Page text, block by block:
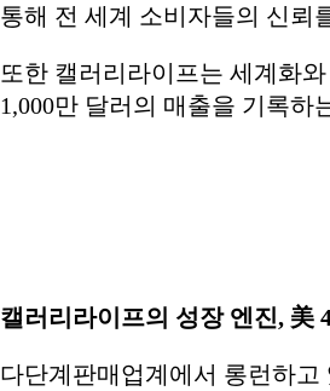
통해 전 세계 소비자들의 신뢰
또한 캘러리라이프는 세계화
1,000만 달러의 매출을 기록하
캘러리라이프의 성장 엔진, 美
다단계판매업계에서 롱런하